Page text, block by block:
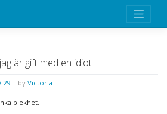
är gift med en idiot
| by Victoria
blekhet.